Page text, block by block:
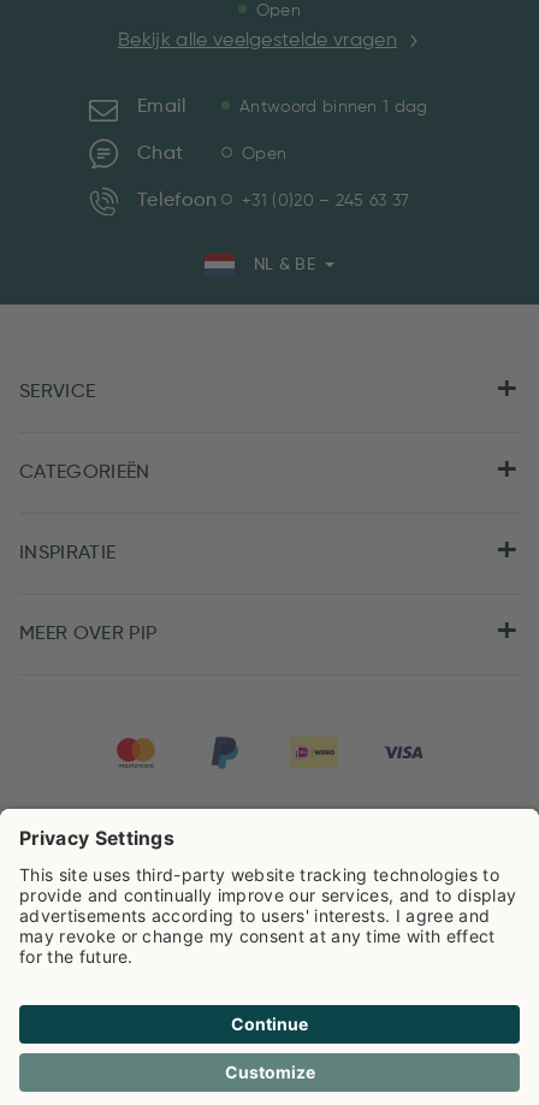
Open
Bekijk alle veelgestelde vragen
Email Antwoord binnen 1 dag
Chat Open
Telefoon +31 (0)20 – 245 63 37
NL & BE
SERVICE
CATEGORIEËN
INSPIRATIE
MEER OVER PIP
op basis van7981beoordelingen
Cookie info Privacy
Verzendkosten
Algemene voorwaarden